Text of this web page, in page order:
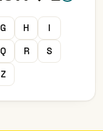
G H
I
Q R
S
Z